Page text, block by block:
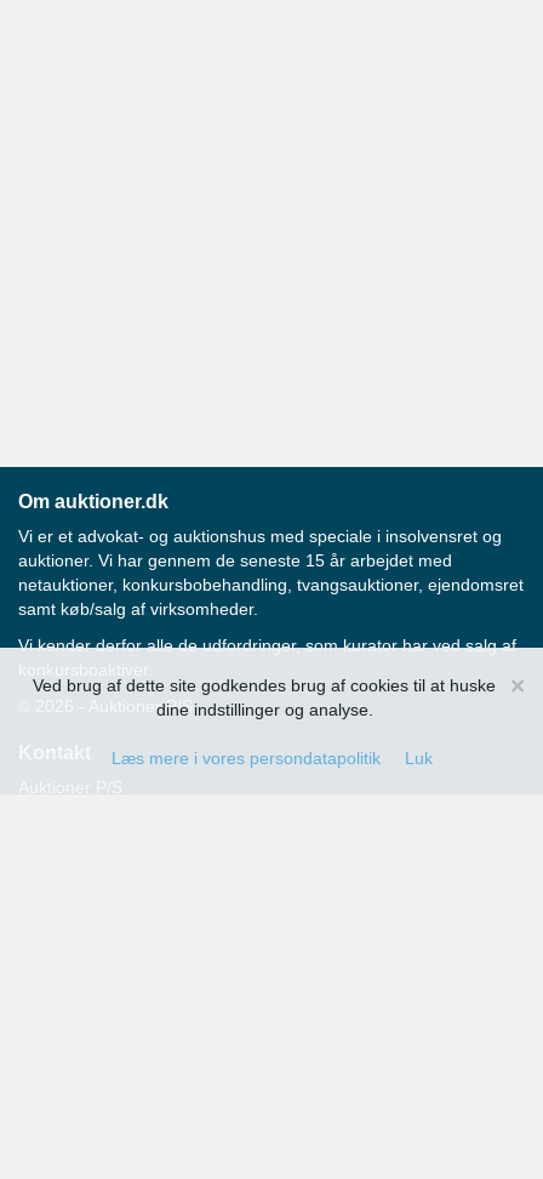
×
Ved brug af dette site godkendes brug af cookies til at huske
dine indstillinger og analyse.
Læs mere i vores persondatapolitik Luk
Om auktioner.dk
Vi er et advokat- og auktionshus med speciale i insolvensret og
auktioner. Vi har gennem de seneste 15 år arbejdet med
netauktioner, konkursbobehandling, tvangsauktioner, ejendomsret
samt køb/salg af virksomheder.
Vi kender derfor alle de udfordringer, som kurator har ved salg af
konkursboaktiver.
© 2026 - Auktioner P/S
Kontakt
Auktioner P/S